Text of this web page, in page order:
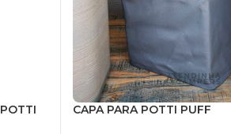
CAPA PARA POTTI PUFF